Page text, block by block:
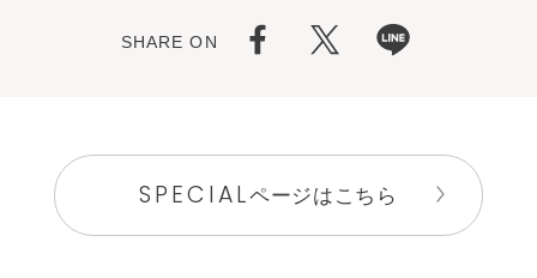
SHARE ON
SPECIALページはこちら